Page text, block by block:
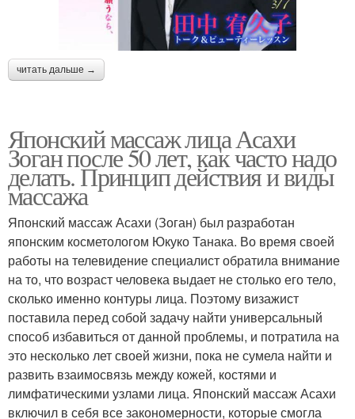
читать дальше →
Японский массаж лица Асахи
Зоган после 50 лет, как часто надо
делать. Принцип действия и виды
массажа
Японский массаж Асахи (Зоган) был разработан
японским косметологом Юкуко Танака. Во время своей
работы на телевидение специалист обратила внимание
на то, что возраст человека выдает не столько его тело,
сколько именно контуры лица. Поэтому визажист
поставила перед собой задачу найти универсальный
способ избавиться от данной проблемы, и потратила на
это несколько лет своей жизни, пока не сумела найти и
развить взаимосвязь между кожей, костями и
лимфатическими узлами лица. Японский массаж Асахи
включил в себя все закономерности, которые смогла